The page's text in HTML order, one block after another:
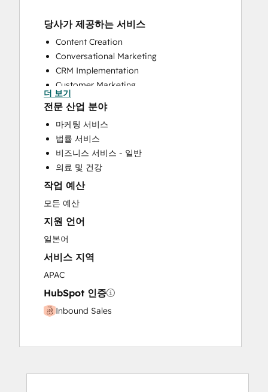
당사가 제공하는 서비스
Content Creation
Conversational Marketing
CRM Implementation
Customer Marketing
Customer Survey and Analysis
Email Marketing
Full Inbound Marketing Services
Paid Advertising
Programmable Automation
더 보기
전문 산업 분야
마케팅 서비스
법률 서비스
비즈니스 서비스 - 일반
의료 및 건강
작업 예산
모든 예산
지원 언어
일본어
서비스 지역
APAC
HubSpot 인증
Inbound Sales